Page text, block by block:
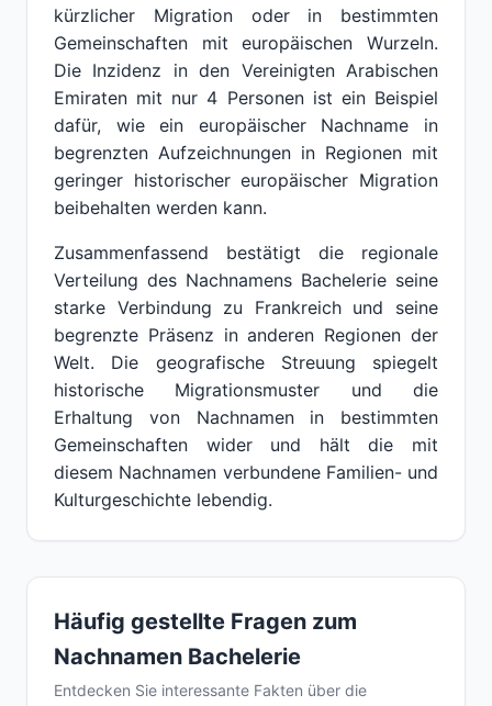
kürzlicher Migration oder in bestimmten
Gemeinschaften mit europäischen Wurzeln.
Die Inzidenz in den Vereinigten Arabischen
Emiraten mit nur 4 Personen ist ein Beispiel
dafür, wie ein europäischer Nachname in
begrenzten Aufzeichnungen in Regionen mit
geringer historischer europäischer Migration
beibehalten werden kann.
Zusammenfassend bestätigt die regionale
Verteilung des Nachnamens Bachelerie seine
starke Verbindung zu Frankreich und seine
begrenzte Präsenz in anderen Regionen der
Welt. Die geografische Streuung spiegelt
historische Migrationsmuster und die
Erhaltung von Nachnamen in bestimmten
Gemeinschaften wider und hält die mit
diesem Nachnamen verbundene Familien- und
Kulturgeschichte lebendig.
Häufig gestellte Fragen zum
Nachnamen Bachelerie
Entdecken Sie interessante Fakten über die